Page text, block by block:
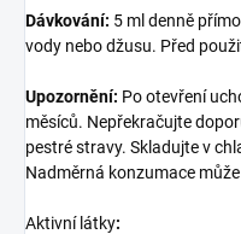
Dávkování: 5 ml denně
vody nebo džusu. Před
Upozornění: Po otevření
měsíců. Nepřekračujte
pestré stravy. Skladujte v
Nadměrná konzumace
Aktivní látky: